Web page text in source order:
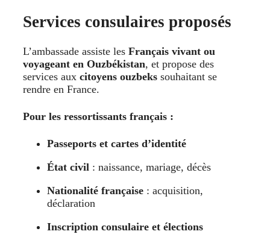
Services consulaires proposés
L’ambassade assiste les Français vivant ou
voyageant en Ouzbékistan, et propose des
services aux citoyens ouzbeks souhaitant se
rendre en France.
Pour les ressortissants français :
Passeports et cartes d’identité
État civil : naissance, mariage, décès
Nationalité française : acquisition,
déclaration
Inscription consulaire et élections